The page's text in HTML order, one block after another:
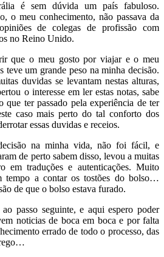
é sem dúvida um país fabuloso.
o meu conhecimento, não passava da
de colegas de profissão com
no Reino Unido.
que o meu gosto por viajar e o meu
teve um grande peso na minha decisão.
duvidas se levantam nestas alturas,
o interesse em ler estas notas, sabe
que ter passado pela experiência de ter
caso mais perto do tal conforto dos
essas duvidas e receios.
na minha vida, não foi fácil, e
de perto sabem disso, levou a muitas
em traduções e autenticações. Muito
tempo a contar os tostões do bolso…
de que o bolso estava furado.
passo seguinte, e aqui espero poder
noticias de boca em boca e por falta
errado de todo o processo, das